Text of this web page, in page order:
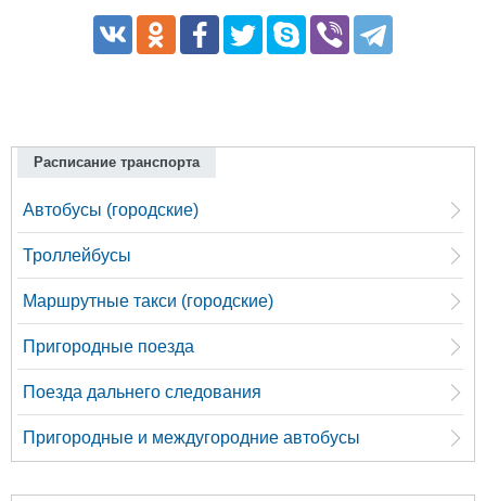
Расписание транспорта
Автобусы (городские)
Троллейбусы
Маршрутные такси (городские)
Пригородные поезда
Поезда дальнего следования
Пригородные и междугородние автобусы